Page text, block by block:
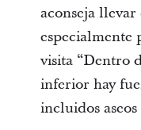
aconseja
especialmente
visita “Dentro
inferior hay
incluidos